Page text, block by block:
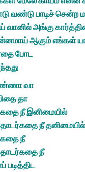
வண்டு பாடிச் சென்ற
வானில் அங்கு
ஆகும் எங்கள்
போட
வா
தா
நீ இனிமையில்
நீ தனிமையில்
நீ
நீ
படித்திட